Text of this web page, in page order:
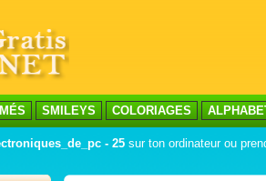
SMILEYS COLORIAGES
- 25 sur ton ordinateur ou